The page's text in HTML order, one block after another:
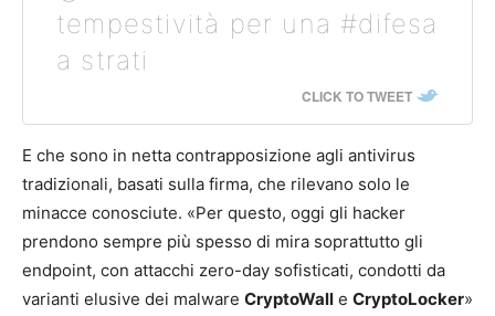
tempestività per una #difesa
a strati
CLICK TO TWEET
E che sono in netta contrapposizione agli antivirus
tradizionali, basati sulla firma, che rilevano solo le
minacce conosciute. «Per questo, oggi gli hacker
prendono sempre più spesso di mira soprattutto gli
endpoint, con attacchi zero-day sofisticati, condotti da
varianti elusive dei malware CryptoWall e CryptoLocker»